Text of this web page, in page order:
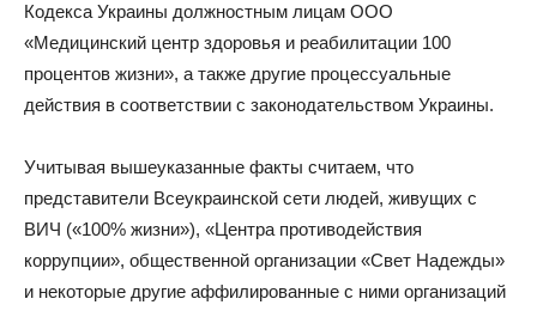
Кодекса Украины должностным лицам ООО
«Медицинский центр здоровья и реабилитации 100
процентов жизни», а также другие процессуальные
действия в соответствии с законодательством Украины.
Учитывая вышеуказанные факты считаем, что
представители Всеукраинской сети людей, живущих с
ВИЧ («100% жизни»), «Центра противодействия
коррупции», общественной организации «Свет Надежды»
и некоторые другие аффилированные с ними организаций